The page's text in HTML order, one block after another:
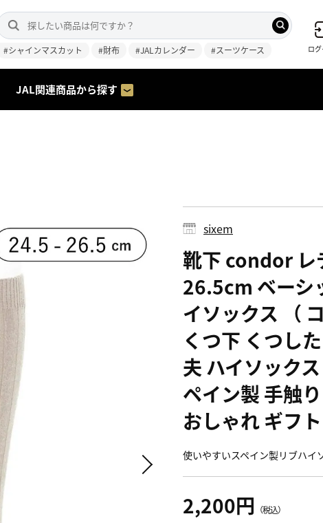
#シャインマスカット #財布 #JALカレンダー #スーツケース ロ
JAL関連商品から探す
sixem
靴下 condor レ
26.5cm ベーシ
イソックス （
くつ下 くつし
夫 ハイソック
ペイン製 手触
おしゃれ ギフ
使いやすいスペイン製リブハイ
2,200円 （税込）